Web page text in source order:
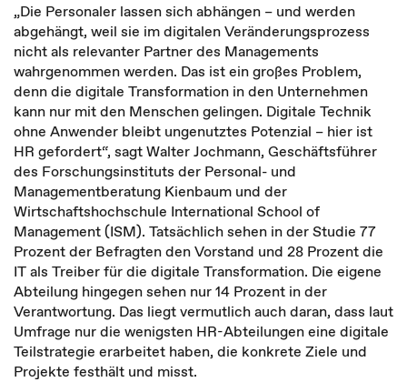
„Die Personaler lassen sich abhängen – und werden
abgehängt, weil sie im digitalen Veränderungsprozess
nicht als relevanter Partner des Managements
wahrgenommen werden. Das ist ein großes Problem,
denn die digitale Transformation in den Unternehmen
kann nur mit den Menschen gelingen. Digitale Technik
ohne Anwender bleibt ungenutztes Potenzial – hier ist
HR gefordert“, sagt Walter Jochmann, Geschäftsführer
des Forschungsinstituts der Personal- und
Managementberatung Kienbaum und der
Wirtschaftshochschule International School of
Management (ISM). Tatsächlich sehen in der Studie 77
Prozent der Befragten den Vorstand und 28 Prozent die
IT als Treiber für die digitale Transformation. Die eigene
Abteilung hingegen sehen nur 14 Prozent in der
Verantwortung. Das liegt vermutlich auch daran, dass laut
Umfrage nur die wenigsten HR-Abteilungen eine digitale
Teilstrategie erarbeitet haben, die konkrete Ziele und
Projekte festhält und misst.